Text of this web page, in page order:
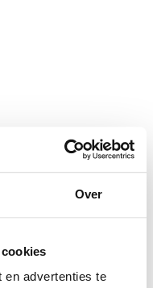
Over
en advertenties te